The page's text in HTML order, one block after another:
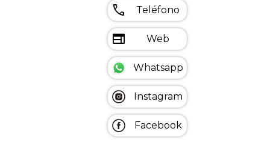
call Teléfono
web Web
Whatsapp
Instagram
Facebook